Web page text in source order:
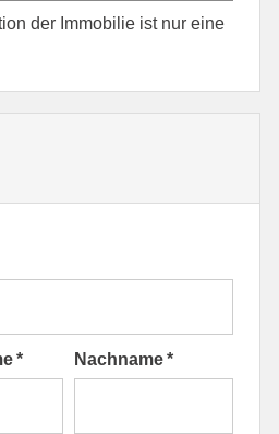
der Immobilie ist nur eine
* Nachname *